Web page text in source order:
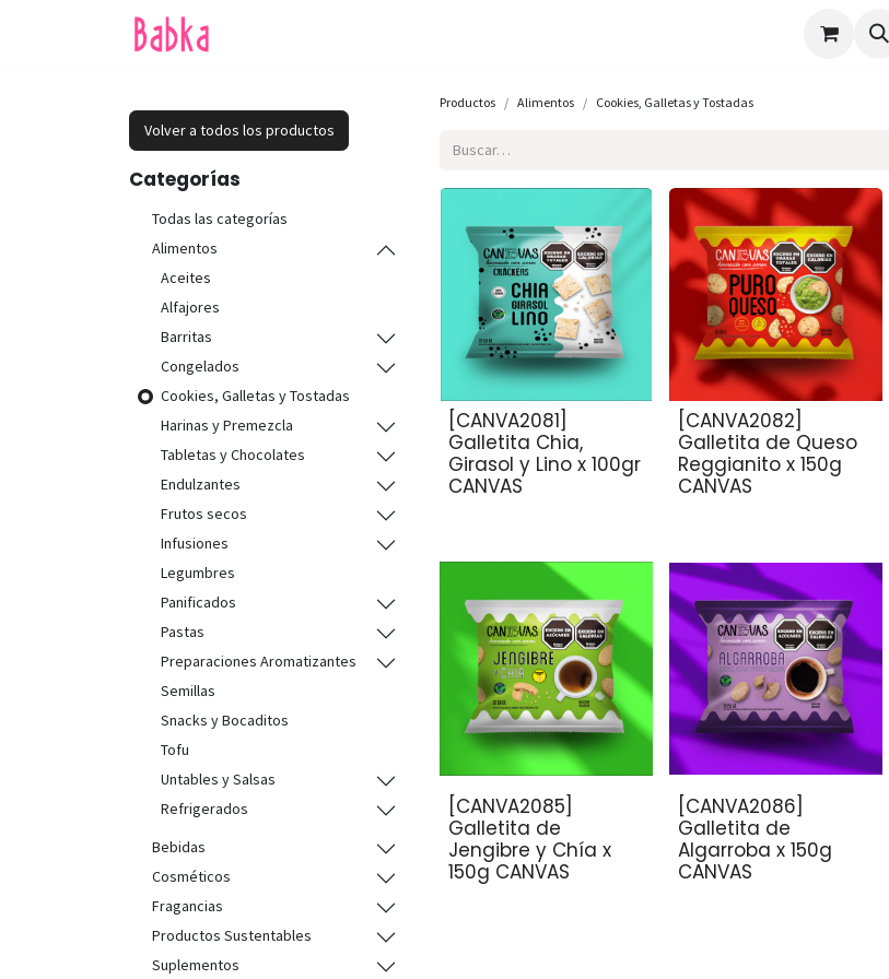
Como comprar
Volver a todos los productos
Categorías
Todas las categorías
Alimentos
Aceites
Alfajores
Barritas
Congelados
Cookies, Galletas y Tostadas
Harinas y Premezcla
Tabletas y Chocolates
Endulzantes
Frutos secos
Infusiones
Legumbres
Panificados
Pastas
Preparaciones Aromatizantes
Semillas
Snacks y Bocaditos
Tofu
Untables y Salsas
Refrigerados
Bebidas
Cosméticos
Fragancias
Productos Sustentables
Suplementos
Productos Alimentos Cookies, Galletas y Tostadas
[CANVA2081]
Galletita Chia,
Girasol y Lino x 100gr
CANVAS
[CANVA2082]
Galletita de Queso
Reggianito x 150g
CANVAS
[CANVA2085]
Galletita de
Jengibre y Chía x
150g CANVAS
[CANVA2086]
Galletita de
Algarroba x 150g
CANVAS